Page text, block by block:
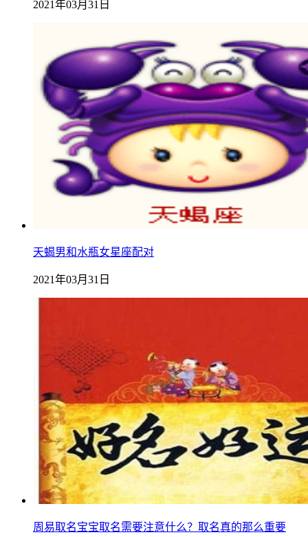
2021年03月31日
天蝎男和水瓶女星座配对
2021年03月31日
周易取名宝宝取名需要注意什么？取名真的那么重要